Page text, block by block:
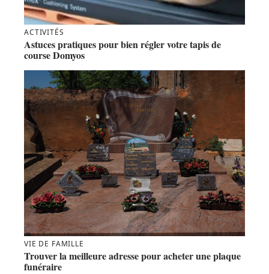
ACTIVITÉS
Astuces pratiques pour bien régler votre tapis de
course Domyos
VIE DE FAMILLE
Trouver la meilleure adresse pour acheter une plaque
funéraire